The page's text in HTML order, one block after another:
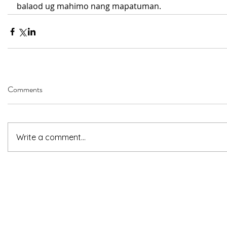
balaod ug mahimo nang mapatuman.
Comments
Write a comment...